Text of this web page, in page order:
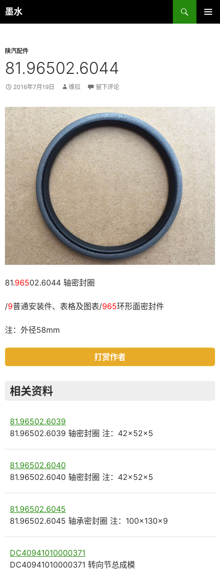
跳
至
墨水
搜
索
陕汽配件
81.96502.6044
2016年7月19日 维拉 留下评论
81.96502.6044 轴密封圈
/9普通安装件、表格及图表/965环形面密封件
注：外径58mm
打赏作者
相关资料
81.96502.6039
81.96502.6039 轴密封圈 注：42×52×5
81.96502.6040
81.96502.6040 轴密封圈 注：42×52×5
81.96502.6045
81.96502.6045 轴承密封圈 注：100×130×9
DC40941010000371
DC40941010000371 转向节总成模